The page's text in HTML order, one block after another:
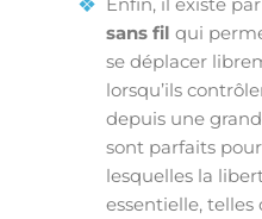
sans fil qui
se déplacer
lorsqu’ils
depuis une
sont parfaits
lesquelles la
essentielle, telles